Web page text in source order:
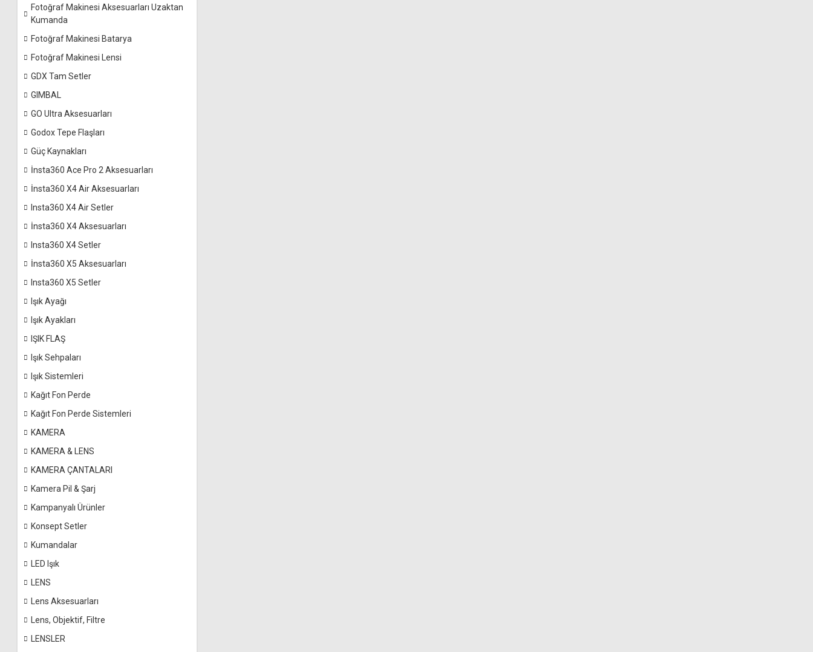
Fotoğraf Makinesi Aksesuarları Uzaktan
Kumanda
Fotoğraf Makinesi Batarya
Fotoğraf Makinesi Lensi
GDX Tam Setler
GIMBAL
GO Ultra Aksesuarları
Godox Tepe Flaşları
Güç Kaynakları
İnsta360 Ace Pro 2 Aksesuarları
İnsta360 X4 Air Aksesuarları
Insta360 X4 Air Setler
İnsta360 X4 Aksesuarları
Insta360 X4 Setler
İnsta360 X5 Aksesuarları
Insta360 X5 Setler
Işık Ayağı
Işık Ayakları
IŞIK FLAŞ
Işık Sehpaları
Işık Sistemleri
Kağıt Fon Perde
Kağıt Fon Perde Sistemleri
KAMERA
KAMERA & LENS
KAMERA ÇANTALARI
Kamera Pil & Şarj
Kampanyalı Ürünler
Konsept Setler
Kumandalar
LED Işık
LENS
Lens Aksesuarları
Lens, Objektif, Filtre
LENSLER